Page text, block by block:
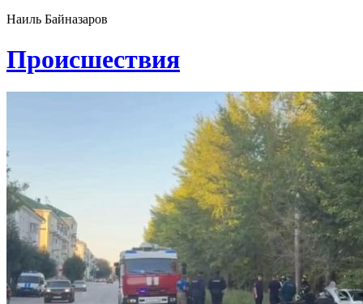
Наиль Байназаров
Проиcшествия